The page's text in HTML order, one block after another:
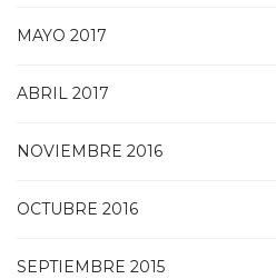
MAYO 2017
ABRIL 2017
NOVIEMBRE 2016
OCTUBRE 2016
SEPTIEMBRE 2015